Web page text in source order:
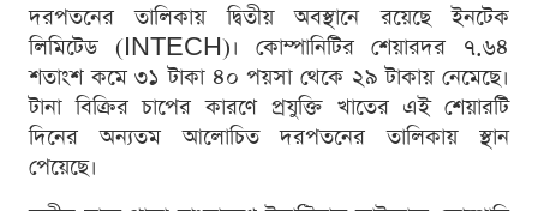
দরপতনের তালিকায় দ্বিতীয় অবস্থানে রয়েছে ইনটেক
লিমিটেড (INTECH)। কোম্পানিটির শেয়ারদর ৭.৬৪
শতাংশ কমে ৩১ টাকা ৪০ পয়সা থেকে ২৯ টাকায় নেমেছে।
টানা বিক্রির চাপের কারণে প্রযুক্তি খাতের এই শেয়ারটি
দিনের অন্যতম আলোচিত দরপতনের তালিকায় স্থান
পেয়েছে।